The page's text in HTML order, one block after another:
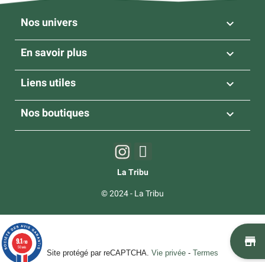
Nos univers 
En savoir plus 
Liens utiles 
Nos boutiques 
La Tribu
© 2024 - La Tribu
Site protégé par reCAPTCHA. Vie privée - Termes
9.1/10
50 avis